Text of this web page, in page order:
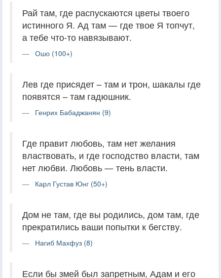
Рай там, где распускаются цветы твоего
истинного Я. Ад там — где твое Я топчут,
а тебе что-то навязывают.
Ошо (100+)
Лев где присядет – там и трон, шакалы где
появятся – там гадюшник.
Генрих Бабаджанян (9)
Где правит любовь, там нет желания
властвовать, и где господство власти, там
нет любви. Любовь — тень власти.
Карл Густав Юнг (50+)
Дом не там, где вы родились, дом там, где
прекратились ваши попытки к бегству.
Нагиб Махфуз (8)
Если бы змей был запретным, Адам и его